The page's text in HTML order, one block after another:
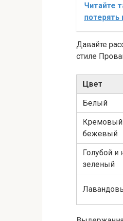
Читайте
Давайте
стиле
Цвет
Белый
бежевый
Голубой и
зеленый